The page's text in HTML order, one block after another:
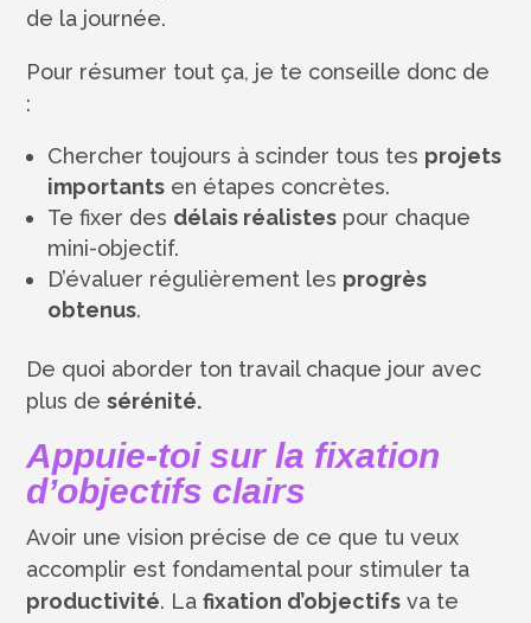
de la journée.
Pour résumer tout ça, je te conseille donc de
:
Chercher toujours à scinder tous tes projets
importants en étapes concrètes.
Te fixer des délais réalistes pour chaque
mini-objectif.
D’évaluer régulièrement les progrès
obtenus.
De quoi aborder ton travail chaque jour avec
plus desérénité.
Appuie-toi sur la fixation
d’objectifs clairs
Avoir une vision précise de ce que tu veux
accomplir est fondamental pour stimuler ta
productivité. Lafixation d’objectifs va te